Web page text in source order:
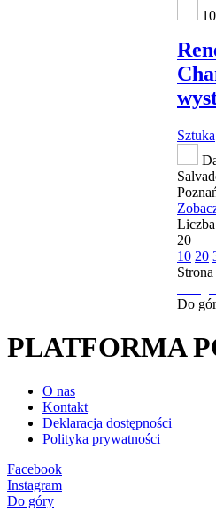
Sztuka
20
10 20
Strona
Do
PLATFORMA
O nas
Kontakt
Deklaracja dostępności
Polityka prywatności
Facebook
Instagram
Do góry